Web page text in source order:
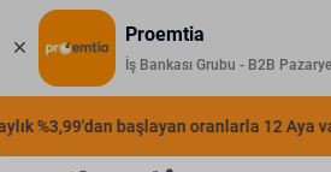
Proemtia
İş Bankası Grubu - B2B
%3,99'dan başlayan oranlarla 12 Aya